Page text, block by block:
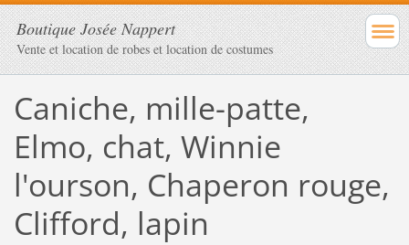
Boutique Josée Nappert
Vente et location de robes et location de costumes
Caniche, mille-patte,
Elmo, chat, Winnie
l'ourson, Chaperon rouge,
Clifford, lapin